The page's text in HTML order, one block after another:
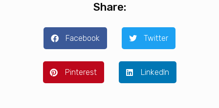
Share:
Facebook Twitter
Pinterest LinkedIn